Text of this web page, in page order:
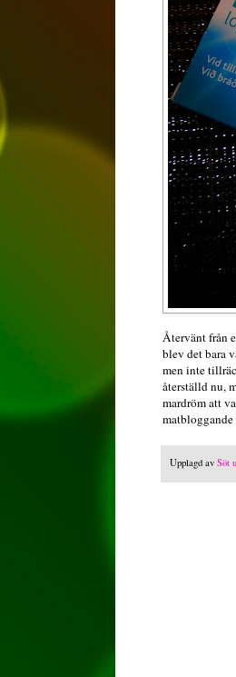
Återvänt från
blev det bara
men inte
återställd nu,
mardröm att
matbloggande
Upplagd av Söt